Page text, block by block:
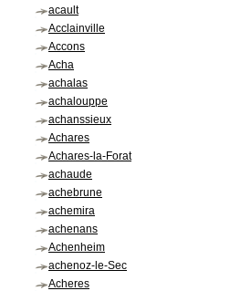
acault
Acclainville
Accons
Acha
achalas
achalouppe
achanssieux
Achares
Achares-la-Forat
achaude
achebrune
achemira
achenans
Achenheim
achenoz-le-Sec
Acheres